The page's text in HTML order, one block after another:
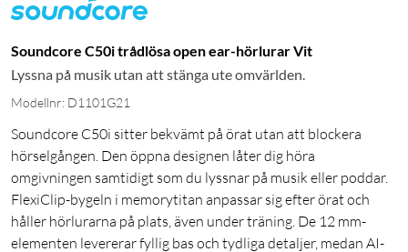
Soundcore C50i trådlösa open ear-hörlurar Vit
Lyssna på musik utan att stänga ute omvärlden.
Modellnr: D1101G21
Soundcore C50i sitter bekvämt på örat utan att blockera
hörselgången. Den öppna designen låter dig höra
omgivningen samtidigt som du lyssnar på musik eller poddar.
FlexiClip-bygeln i memorytitan anpassar sig efter örat och
håller hörlurarna på plats, även under träning. De 12 mm-
elementen levererar fyllig bas och tydliga detaljer, medan AI-